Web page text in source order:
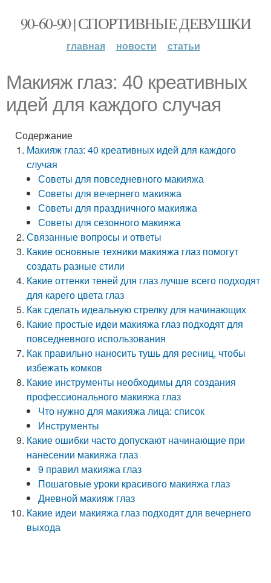
90-60-90 | СПОРТИВНЫЕ ДЕВУШКИ
главная новости статьи
Макияж глаз: 40 креативных
идей для каждого случая
Содержание
Макияж глаз: 40 креативных идей для каждого
случая
Советы для повседневного макияжа
Советы для вечернего макияжа
Советы для праздничного макияжа
Советы для сезонного макияжа
Связанные вопросы и ответы
Какие основные техники макияжа глаз помогут
создать разные стили
Какие оттенки теней для глаз лучше всего подходят
для карего цвета глаз
Как сделать идеальную стрелку для начинающих
Какие простые идеи макияжа глаз подходят для
повседневного использования
Как правильно наносить тушь для ресниц, чтобы
избежать комков
Какие инструменты необходимы для создания
профессионального макияжа глаз
Что нужно для макияжа лица: список
Инструменты
Какие ошибки часто допускают начинающие при
нанесении макияжа глаз
9 правил макияжа глаз
Пошаговые уроки красивого макияжа глаз
Дневной макияж глаз
Какие идеи макияжа глаз подходят для вечернего
выхода